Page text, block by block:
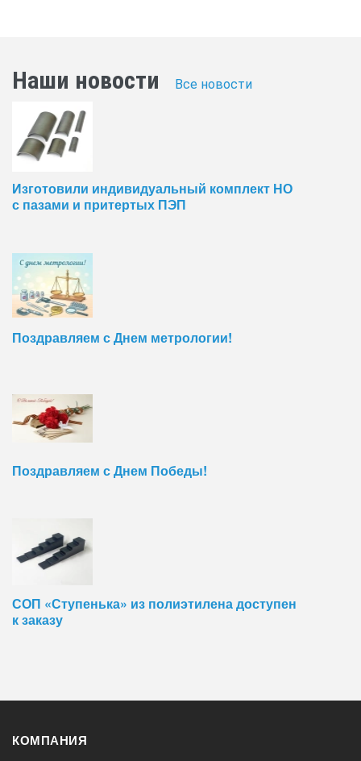
Наши новости Все новости
Изготовили индивидуальный комплект НО
с пазами и притертых ПЭП
Поздравляем с Днем метрологии!
Поздравляем с Днем Победы!
СОП «Ступенька» из полиэтилена доступен
к заказу
КОМПАНИЯ